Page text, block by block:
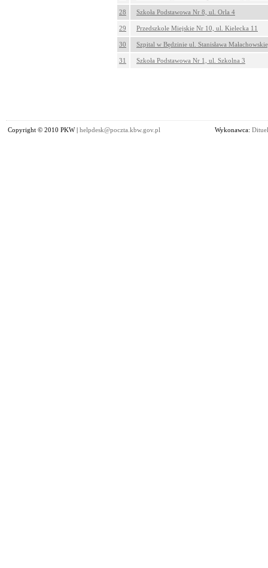
28 Szkoła Podstawowa Nr 8, ul. Orla 4
29 Przedszkole Miejskie Nr 10, ul. Kielecka 11
30 Szpital w Będzinie ul. Stanisława
31 Szkoła Podstawowa Nr 1, ul. Szkolna 3
Copyright © 2010 PKW | helpdesk@poczta.kbw.gov.pl Wykonawca: